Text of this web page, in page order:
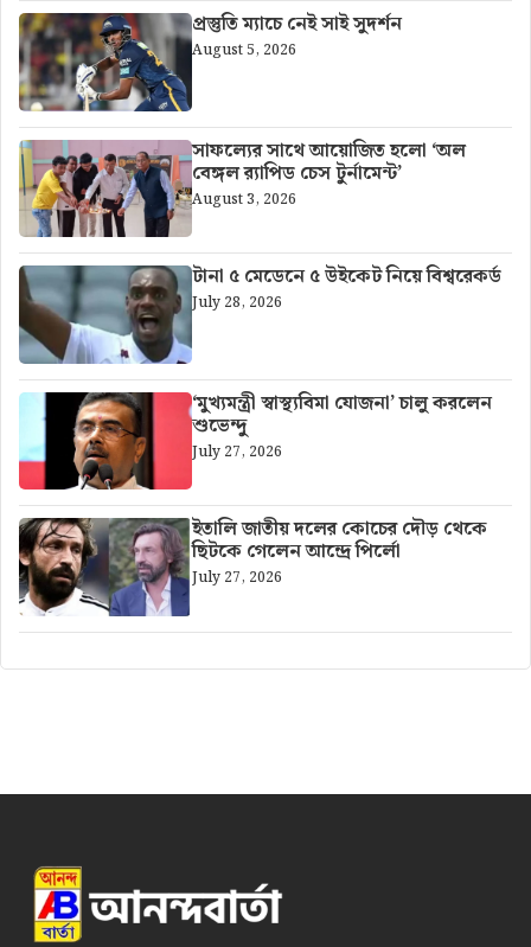
প্রস্তুতি ম্যাচে নেই সাই সুদর্শন
August 5, 2026
সাফল্যের সাথে আয়োজিত হলো ‘অল
বেঙ্গল র‍্যাপিড চেস টুর্নামেন্ট’
August 3, 2026
টানা ৫ মেডেনে ৫ উইকেট নিয়ে বিশ্বরেকর্ড
July 28, 2026
‘মুখ্যমন্ত্রী স্বাস্থ্যবিমা যোজনা’ চালু করলেন
শুভেন্দু
July 27, 2026
ইতালি জাতীয় দলের কোচের দৌড় থেকে
ছিটকে গেলেন আন্দ্রে পির্লো
July 27, 2026